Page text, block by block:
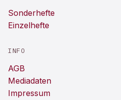
Sonderhefte
Einzelhefte
INFO
AGB
Mediadaten
Impressum